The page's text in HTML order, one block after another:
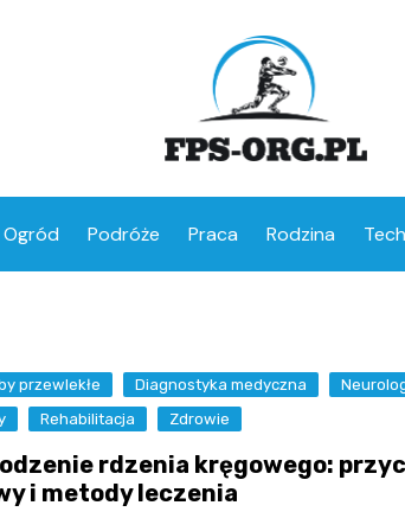
Ogród Podróże Praca Rodzina
przewlekłe Diagnostyka medyczna
Rehabilitacja Zdrowie
rdzenia kręgowego:
i metody leczenia